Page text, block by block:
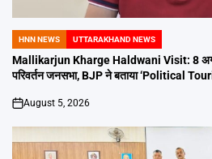
POSTED
IN
HNN NEWS UTTARAKHAND NEWS
Mallikarjun Kharge Haldwani Visit: 8 अगस्त
परिवर्तन जनसभा, BJP ने बताया ‘Political
on
August 5, 2026